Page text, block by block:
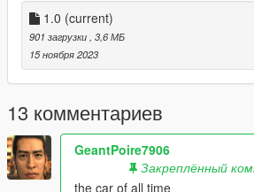
1.0 (current)
901 загрузки , 3,6 МБ
15 ноября 2023
13 комментариев
GeantPoire7906
Закреплённый
the car of all time